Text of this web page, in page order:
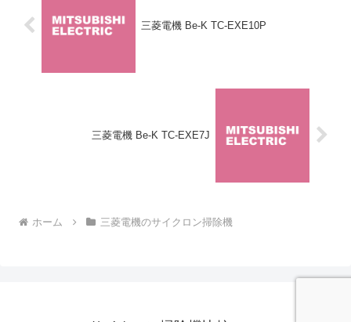
三菱電機 Be-K TC-EXE10P
三菱電機 Be-K TC-EXE7J
ホーム 三菱電機のサイクロン掃除機